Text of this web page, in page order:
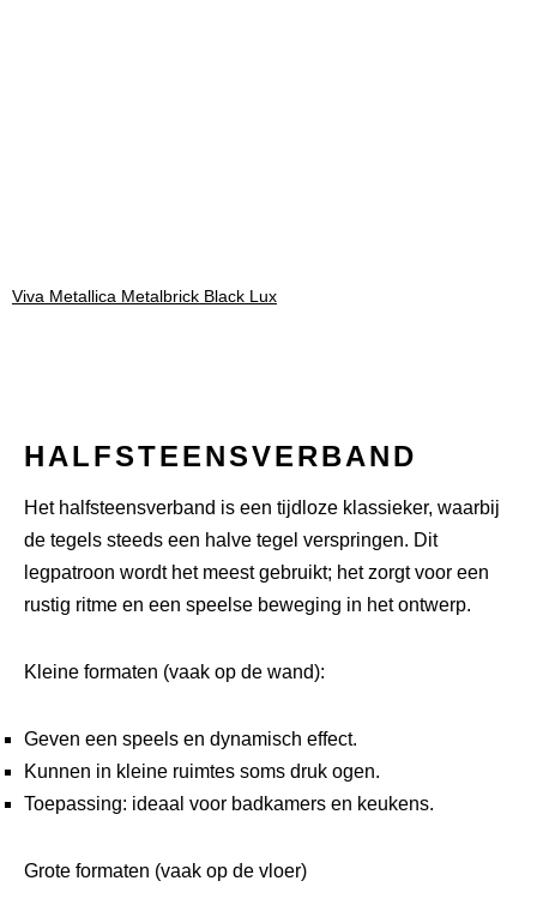
Viva Metallica Metalbrick Black Lux
HALFSTEENSVERBAND
Het halfsteensverband is een tijdloze klassieker, waarbij
de tegels steeds een halve tegel verspringen. Dit
legpatroon wordt het meest gebruikt; het zorgt voor een
rustig ritme en een speelse beweging in het ontwerp.
Kleine formaten (vaak op de wand):
Geven een speels en dynamisch effect.
Kunnen in kleine ruimtes soms druk ogen.
Toepassing: ideaal voor badkamers en keukens.
Grote formaten (vaak op de vloer)